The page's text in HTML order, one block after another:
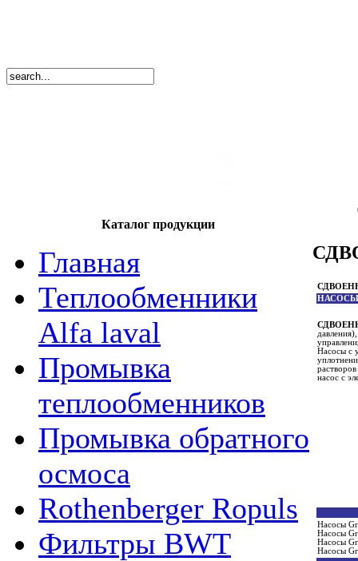
Каталог продукции
Главная
Теплообменники
Alfa laval
Промывка
теплообменников
Промывка обратного
осмоса
Rothenberger Ropuls
Фильтры BWT
НАСОСЫ
Насосы с
насос с
Насосы
Насосы
Насосы
Насосы